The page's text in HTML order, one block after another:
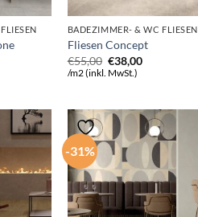
BADEZIMMER- & WC FLIESEN
Fliesen Concept
€55,00 Ursprünglicher
Preis
€38,00Aktueller
/m2 (inkl. MwSt.)
-31%